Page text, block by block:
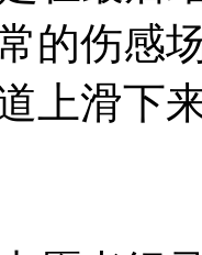
的伤感
上滑下